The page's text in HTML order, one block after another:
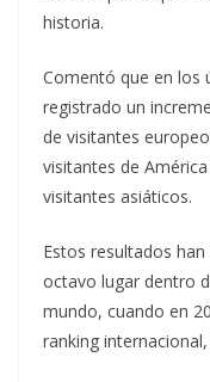
historia.
Comentó que en los
registrado un
de visitantes
visitantes de
visitantes asiáticos.
Estos resultados
octavo lugar dentro
mundo, cuando en
ranking